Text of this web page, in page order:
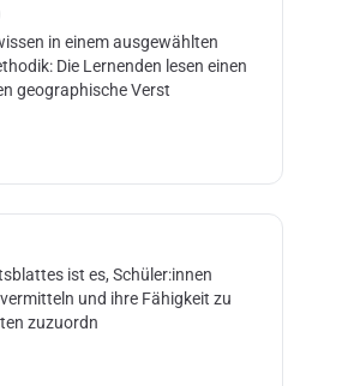
in einem ausgewählten
Die Lernenden lesen einen
geographische Verst
ist es, Schüler:innen
und ihre Fähigkeit zu
zuzuordn